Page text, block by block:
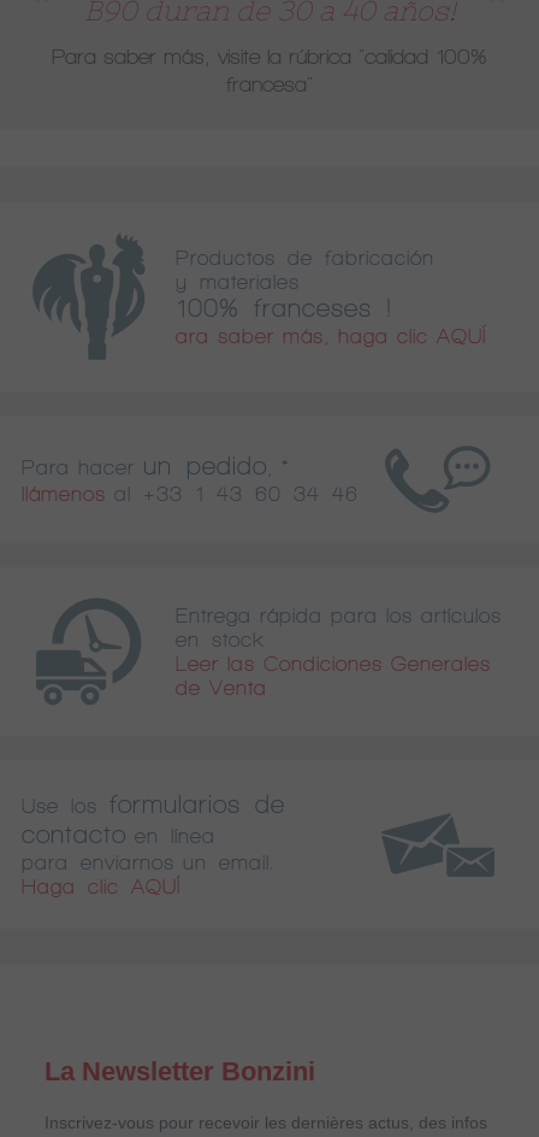
B90 duran de 30 a 40 años!
Para saber más, visite la rúbrica "calidad 100%
francesa"
Productos de fabricación
y materiales
100% franceses !
ara saber más, haga clic AQUÍ
Para hacer un pedido , *
llámenos al +33 1 43 60 34 46
Entrega rápida para los artículos
en stock
Leer las Condiciones Generales
de Venta
Use los
formularios de
contacto en línea
para enviarnos un email.
Haga clic AQUÍ
La Newsletter Bonzini
Inscrivez-vous pour recevoir les dernières actus, des infos